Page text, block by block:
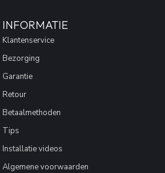
INFORMATIE
Klantenservice
Bezorging
Garantie
Retour
Betaalmethoden
Tips
Installatie videos
Algemene voorwaarden